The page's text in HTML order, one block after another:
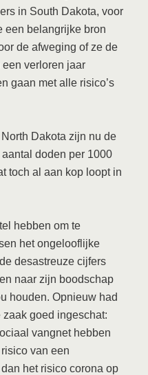
in South Dakota, voor
een belangrijke bron
de afweging of ze de
verloren jaar
gaan met alle risico’s
Dakota zijn nu de
doden per 1000
toch al aan kop loopt in
hebben om te
het ongelooflijke
desastreuze cijfers
naar zijn boodschap
houden. Opnieuw had
goed ingeschat:
vangnet hebben
van een
het risico corona op